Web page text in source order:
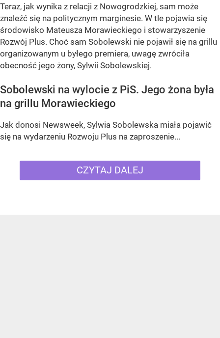
Teraz, jak wynika z relacji z Nowogrodzkiej, sam może
znaleźć się na politycznym marginesie. W tle pojawia się
środowisko Mateusza Morawieckiego i stowarzyszenie
Rozwój Plus. Choć sam Sobolewski nie pojawił się na grillu
organizowanym u byłego premiera, uwagę zwróciła
obecność jego żony, Sylwii Sobolewskiej.
Sobolewski na wylocie z PiS. Jego żona była
na grillu Morawieckiego
Jak donosi Newsweek, Sylwia Sobolewska miała pojawić
się na wydarzeniu Rozwoju Plus na zaproszenie...
CZYTAJ DALEJ